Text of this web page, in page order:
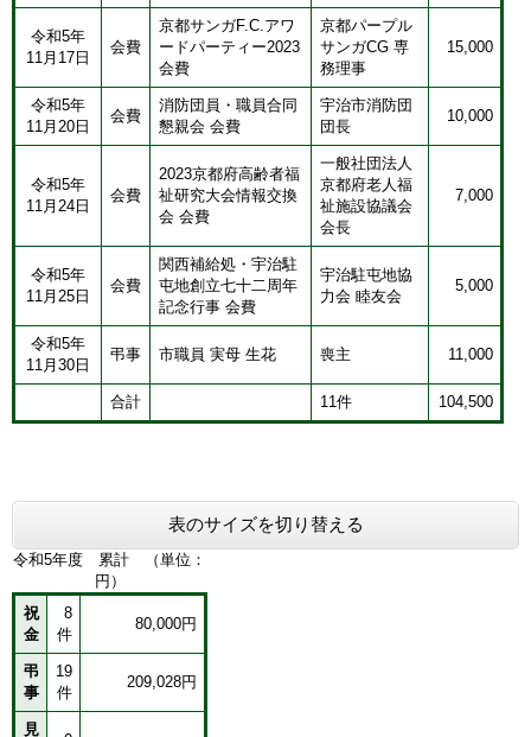
令和5年
11月17日
会費
京都サンガF.C.アワ
ードパーティー2023
会費
京都パープル
サンガCG 専
務理事
15,000
令和5年
11月20日
会費
消防団員・職員合同
懇親会 会費
宇治市消防団
団長
10,000
令和5年
11月24日
会費
2023京都府高齢者福
祉研究大会情報交換
会 会費
一般社団法人
京都府老人福
祉施設協議会
会長
7,000
令和5年
11月25日
会費
関西補給処・宇治駐
屯地創立七十二周年
記念行事 会費
宇治駐屯地協
力会 睦友会
5,000
令和5年
11月30日
弔事 市職員 実母 生花 喪主 11,000
合計 11件 104,500
表のサイズを切り替える
令和5年度 累計 （単位：
円）
祝
金
8
件
80,000円
弔
事
19
件
209,028円
見